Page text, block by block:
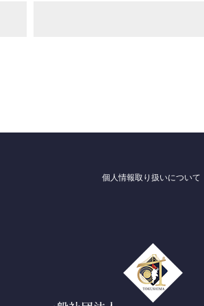
個人情報取り扱いについて